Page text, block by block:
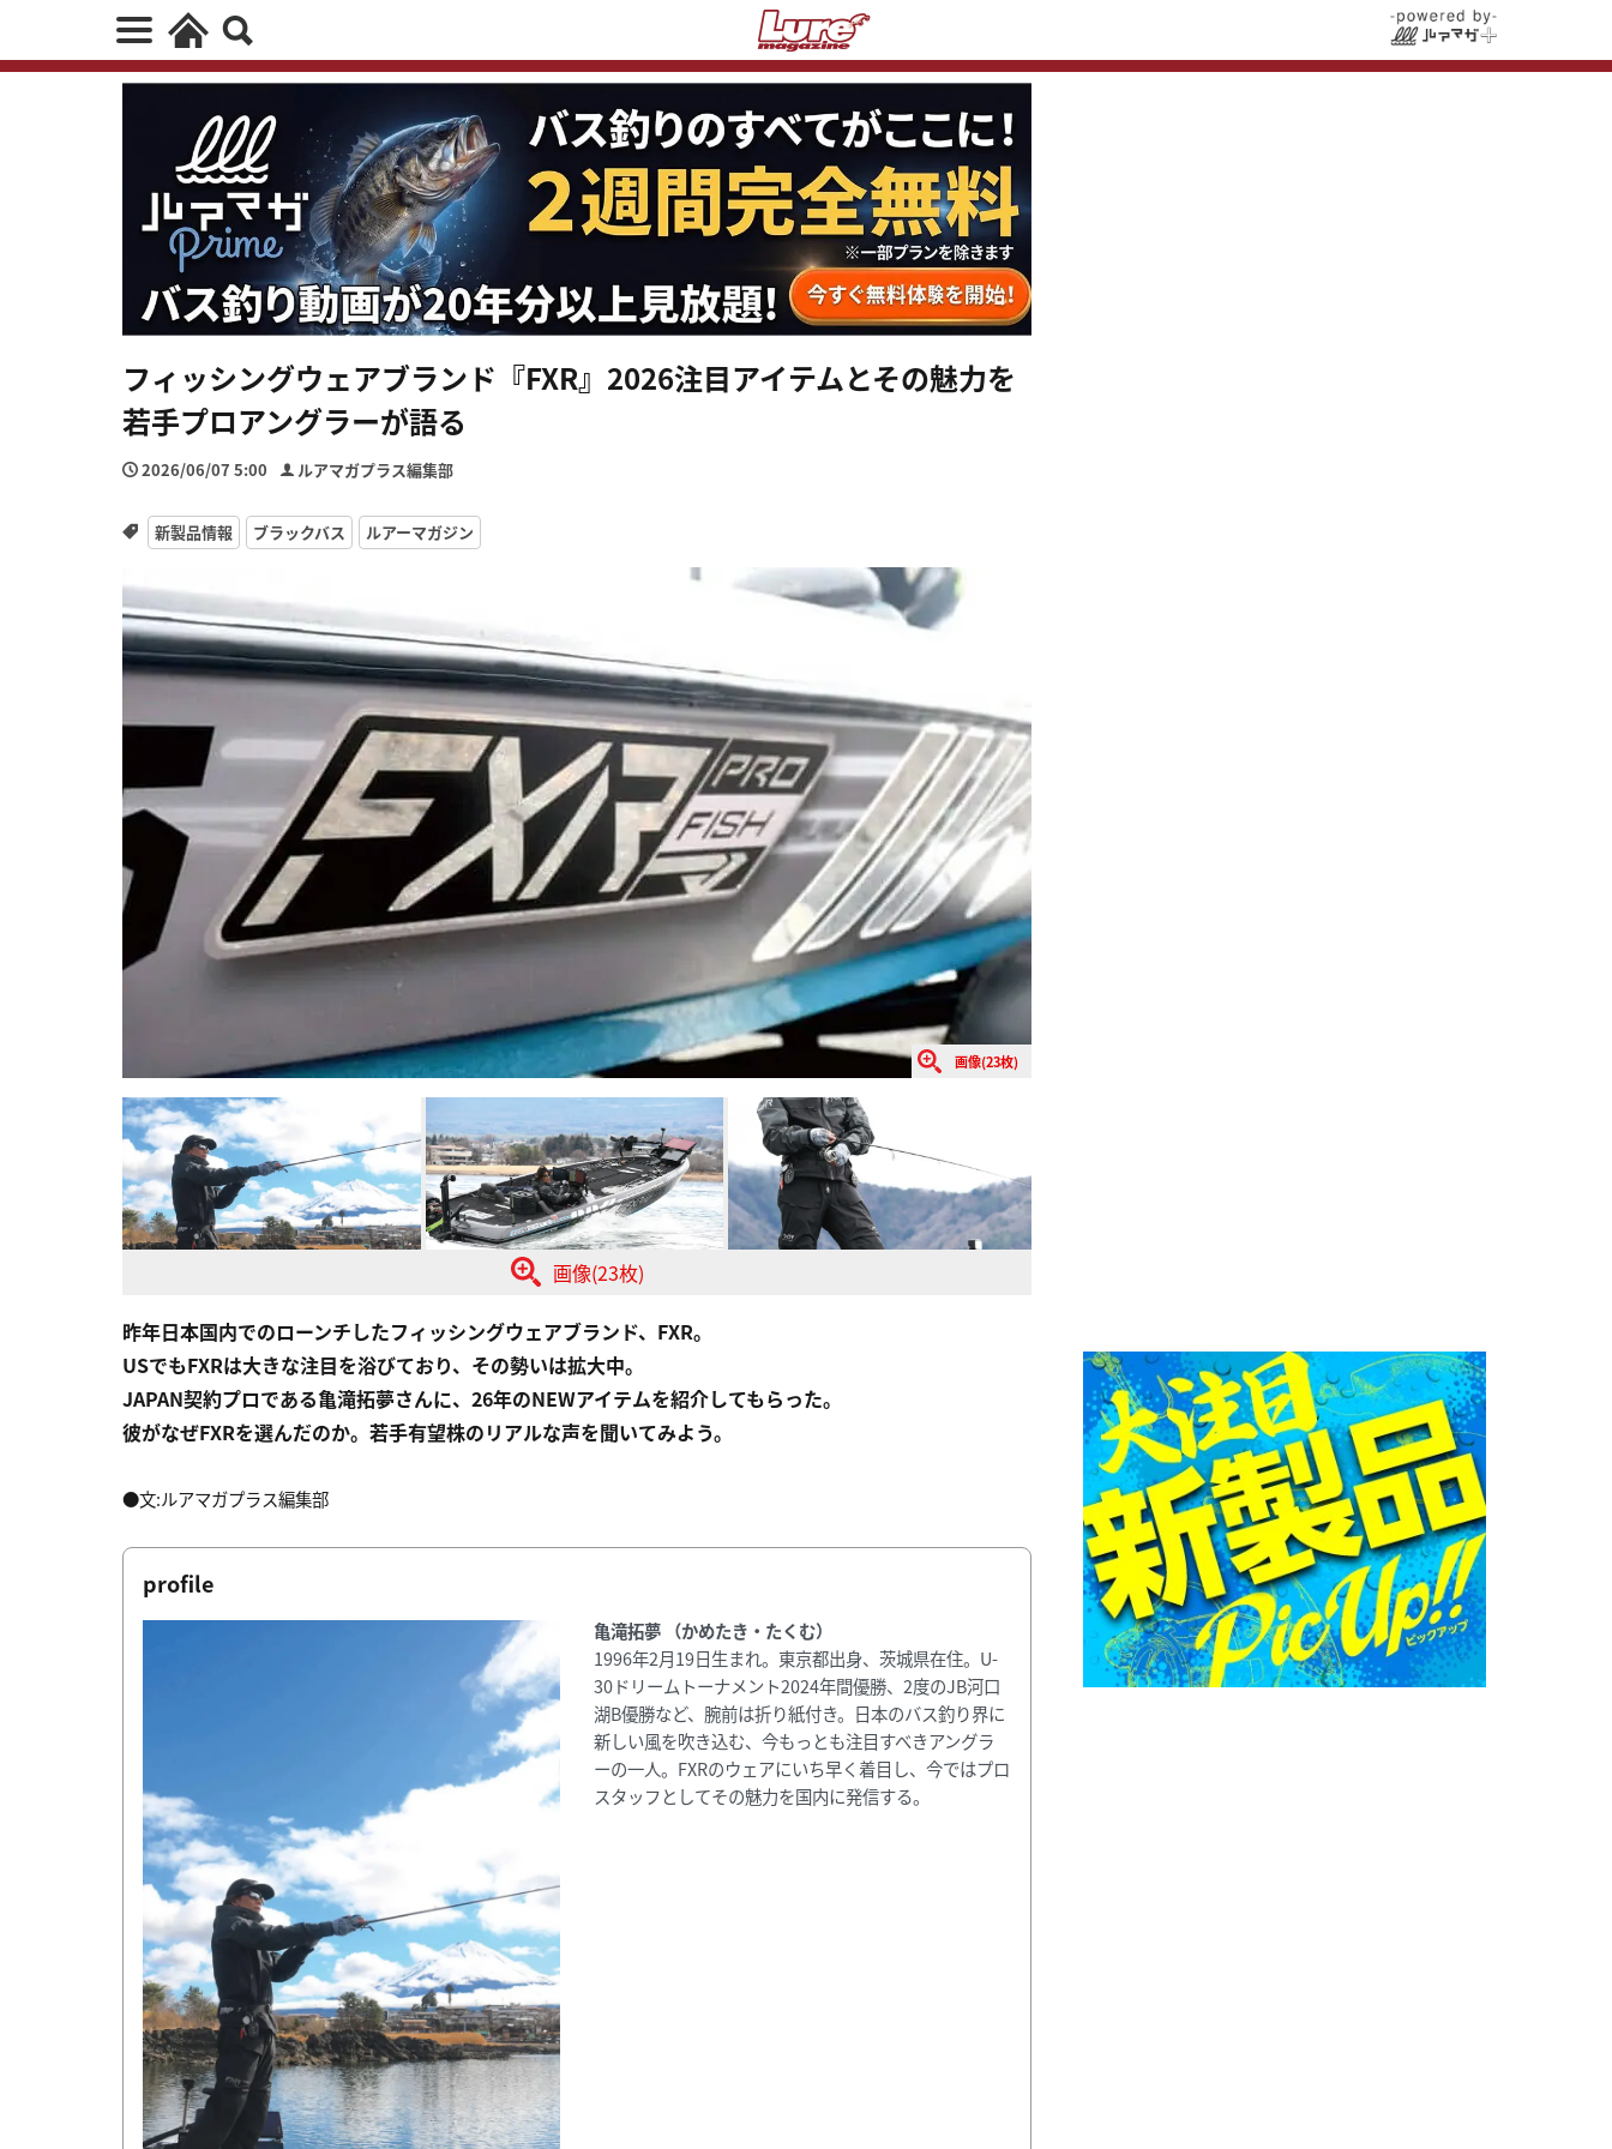
フィッシングウェアブランド『FXR』2026注目アイテムとその魅力を
若手プロアングラーが語る
2026/06/07 5:00 ルアマガプラス編集部
新製品情報 ブラックバス ルアーマガジン
画像(23枚)
画像(23枚)
昨年日本国内でのローンチしたフィッシングウェアブランド、FXR。
USでもFXRは大きな注目を浴びており、その勢いは拡大中。
JAPAN契約プロである亀滝拓夢さんに、26年のNEWアイテムを紹介してもらった。
彼がなぜFXRを選んだのか。若手有望株のリアルな声を聞いてみよう。
●文:ルアマガプラス編集部
profile
亀滝拓夢 （かめたき・たくむ）
1996年2月19日生まれ。東京都出身、茨城県在住。U-
30ドリームトーナメント2024年間優勝、2度のJB河口
湖B優勝など、腕前は折り紙付き。日本のバス釣り界に
新しい風を吹き込む、今もっとも注目すべきアングラ
ーの一人。FXRのウェアにいち早く着目し、今ではプロ
スタッフとしてその魅力を国内に発信する。